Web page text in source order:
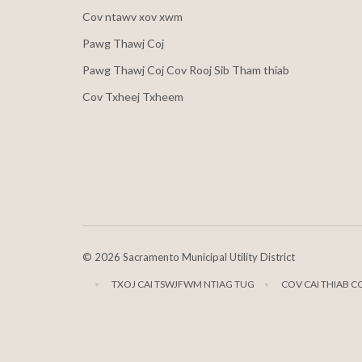
Cov ntawv xov xwm
Pawg Thawj Coj
Pawg Thawj Coj Cov Rooj Sib Tham thiab
Cov Txheej Txheem
© 2026 Sacramento Municipal Utility District
TXOJ CAI TSWJFWM NTIAG TUG COV CAI THIAB